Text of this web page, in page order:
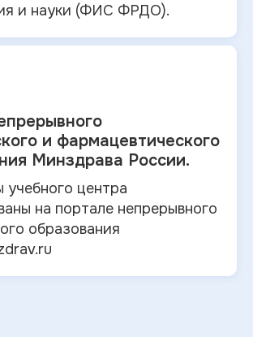
и науки (ФИС ФРДО).
и фармацевтического
Минздрава России.
центра
на портале непрерывного
образования